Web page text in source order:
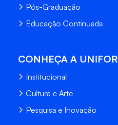
Pós-Graduação
Educação Continuada
CONHEÇA A UNIFOR
Institucional
Cultura e Arte
Pesquisa e Inovação